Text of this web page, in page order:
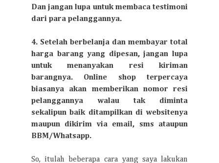
Dan jangan lupa untuk membaca testimoni
dari para pelanggannya.
4. Setelah berbelanja dan membayar total
harga barang yang dipesan, jangan lupa
untuk menanyakan resi kiriman
barangnya. Online shop terpercaya
biasanya akan memberikan nomor resi
pelanggannya walau tak diminta
sekalipun baik ditampilkan di websitenya
maupun dikirim via email, sms ataupun
BBM/Whatsapp.
So, itulah beberapa cara yang saya lakukan